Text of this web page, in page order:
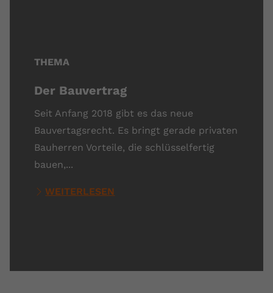
THEMA
Der Bauvertrag
Seit Anfang 2018 gibt es das neue
Bauvertagsrecht. Es bringt gerade privaten
Bauherren Vorteile, die schlüsselfertig
bauen,...
WEITERLESEN